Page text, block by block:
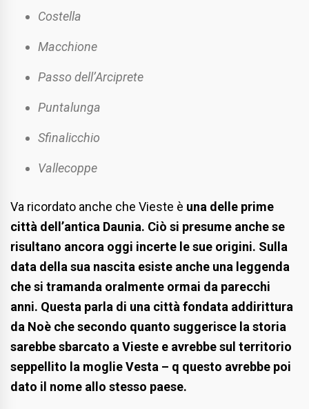
Costella
Macchione
Passo dell’Arciprete
Puntalunga
Sfinalicchio
Vallecoppe
Va ricordato anche che Vieste è una delle prime
città dell’antica Daunia. Ciò si presume anche se
risultano ancora oggi incerte le sue origini. Sulla
data della sua nascita esiste anche una leggenda
che si tramanda oralmente ormai da parecchi
anni. Questa parla di una città fondata addirittura
da Noè che secondo quanto suggerisce la storia
sarebbe sbarcato a Vieste e avrebbe sul territorio
seppellito la moglie Vesta – q questo avrebbe poi
dato il nome allo stesso paese.